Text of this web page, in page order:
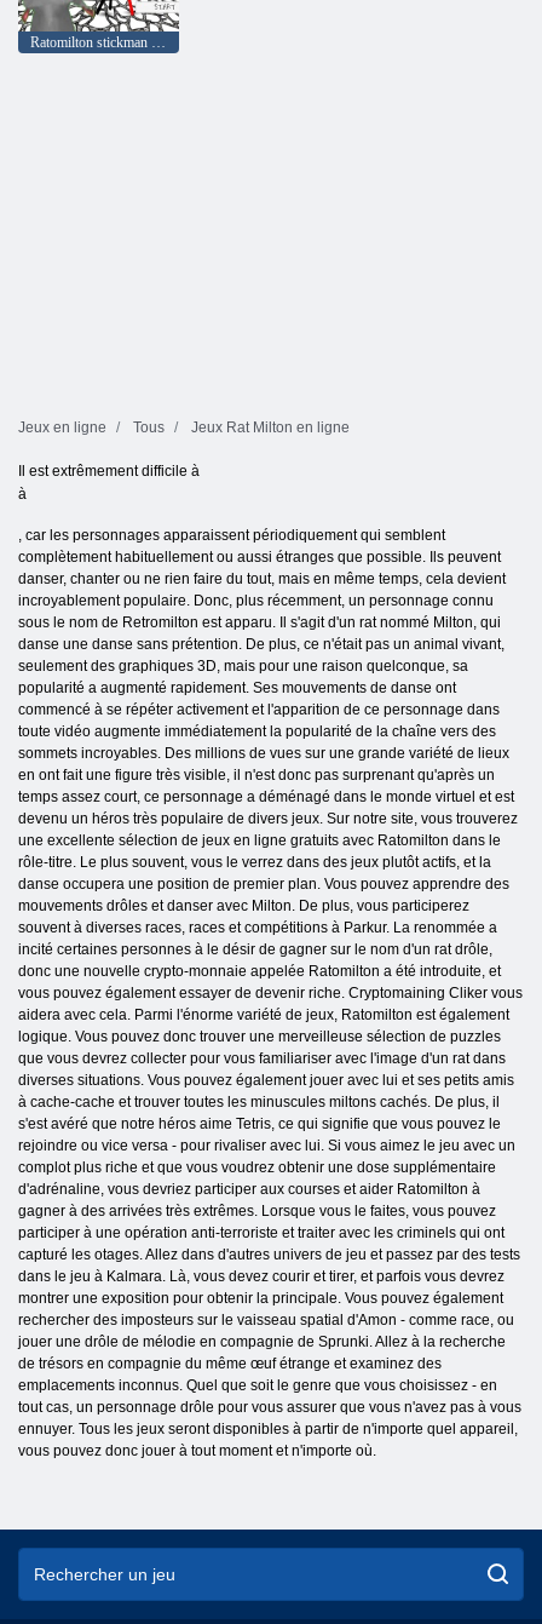
Jeux en ligne Tous Jeux Rat Milton en ligne
Il est extrêmement difficile à
à
, car les personnages apparaissent périodiquement qui semblent
complètement habituellement ou aussi étranges que possible. Ils peuvent
danser, chanter ou ne rien faire du tout, mais en même temps, cela devient
incroyablement populaire. Donc, plus récemment, un personnage connu
sous le nom de Retromilton est apparu. Il s'agit d'un rat nommé Milton, qui
danse une danse sans prétention. De plus, ce n'était pas un animal vivant,
seulement des graphiques 3D, mais pour une raison quelconque, sa
popularité a augmenté rapidement. Ses mouvements de danse ont
commencé à se répéter activement et l'apparition de ce personnage dans
toute vidéo augmente immédiatement la popularité de la chaîne vers des
sommets incroyables. Des millions de vues sur une grande variété de lieux
en ont fait une figure très visible, il n'est donc pas surprenant qu'après un
temps assez court, ce personnage a déménagé dans le monde virtuel et est
devenu un héros très populaire de divers jeux. Sur notre site, vous trouverez
une excellente sélection de jeux en ligne gratuits avec Ratomilton dans le
rôle-titre. Le plus souvent, vous le verrez dans des jeux plutôt actifs, et la
danse occupera une position de premier plan. Vous pouvez apprendre des
mouvements drôles et danser avec Milton. De plus, vous participerez
souvent à diverses races, races et compétitions à Parkur. La renommée a
incité certaines personnes à le désir de gagner sur le nom d'un rat drôle,
donc une nouvelle crypto-monnaie appelée Ratomilton a été introduite, et
vous pouvez également essayer de devenir riche. Cryptomaining Cliker vous
aidera avec cela. Parmi l'énorme variété de jeux, Ratomilton est également
logique. Vous pouvez donc trouver une merveilleuse sélection de puzzles
que vous devrez collecter pour vous familiariser avec l'image d'un rat dans
diverses situations. Vous pouvez également jouer avec lui et ses petits amis
à cache-cache et trouver toutes les minuscules miltons cachés. De plus, il
s'est avéré que notre héros aime Tetris, ce qui signifie que vous pouvez le
rejoindre ou vice versa - pour rivaliser avec lui. Si vous aimez le jeu avec un
complot plus riche et que vous voudrez obtenir une dose supplémentaire
d'adrénaline, vous devriez participer aux courses et aider Ratomilton à
gagner à des arrivées très extrêmes. Lorsque vous le faites, vous pouvez
participer à une opération anti-terroriste et traiter avec les criminels qui ont
capturé les otages. Allez dans d'autres univers de jeu et passez par des tests
dans le jeu à Kalmara. Là, vous devez courir et tirer, et parfois vous devrez
montrer une exposition pour obtenir la principale. Vous pouvez également
rechercher des imposteurs sur le vaisseau spatial d'Amon - comme race, ou
jouer une drôle de mélodie en compagnie de Sprunki. Allez à la recherche
de trésors en compagnie du même œuf étrange et examinez des
emplacements inconnus. Quel que soit le genre que vous choisissez - en
tout cas, un personnage drôle pour vous assurer que vous n'avez pas à vous
ennuyer. Tous les jeux seront disponibles à partir de n'importe quel appareil,
vous pouvez donc jouer à tout moment et n'importe où.